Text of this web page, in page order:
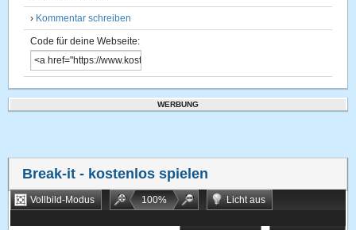
› Kommentar schreiben
Code für deine Webseite:
WERBUNG
Break-it - kostenlos spielen
Vollbild-Modus 100%
Licht aus